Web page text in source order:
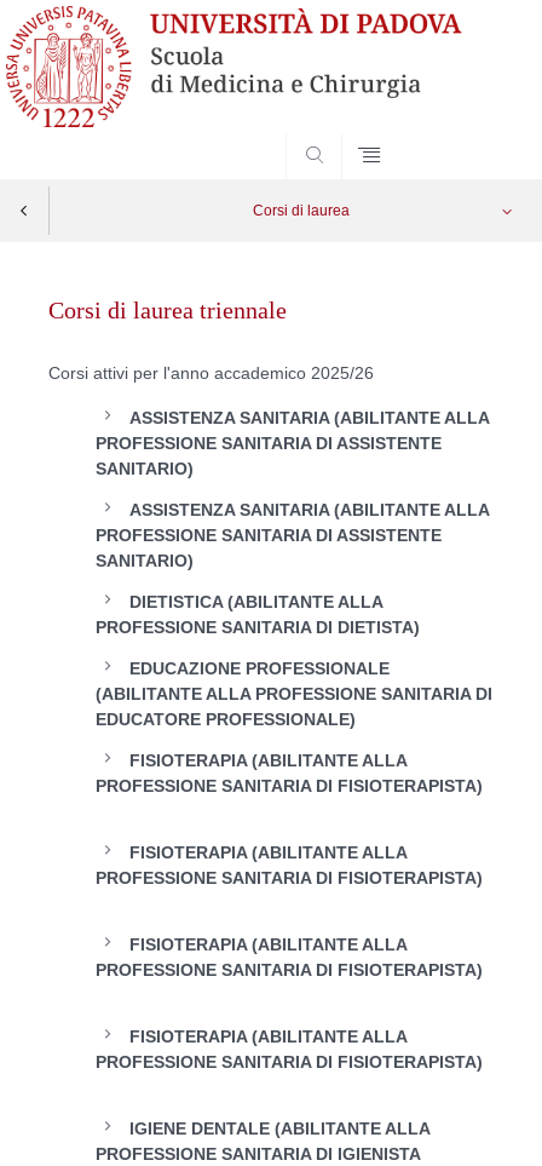
Corsi di laurea
contenutoCorsi di laurea triennale
Corsi attivi per l'anno accademico 2025/26
ASSISTENZA SANITARIA (ABILITANTE ALLA
PROFESSIONE SANITARIA DI ASSISTENTE
SANITARIO)
ASSISTENZA SANITARIA (ABILITANTE ALLA
PROFESSIONE SANITARIA DI ASSISTENTE
SANITARIO)
DIETISTICA (ABILITANTE ALLA
PROFESSIONE SANITARIA DI DIETISTA)
EDUCAZIONE PROFESSIONALE
(ABILITANTE ALLA PROFESSIONE SANITARIA DI
EDUCATORE PROFESSIONALE)
FISIOTERAPIA (ABILITANTE ALLA
PROFESSIONE SANITARIA DI FISIOTERAPISTA)
FISIOTERAPIA (ABILITANTE ALLA
PROFESSIONE SANITARIA DI FISIOTERAPISTA)
FISIOTERAPIA (ABILITANTE ALLA
PROFESSIONE SANITARIA DI FISIOTERAPISTA)
FISIOTERAPIA (ABILITANTE ALLA
PROFESSIONE SANITARIA DI FISIOTERAPISTA)
IGIENE DENTALE (ABILITANTE ALLA
PROFESSIONE SANITARIA DI IGIENISTA